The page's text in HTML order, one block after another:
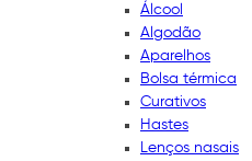
Álcool
Algodão
Aparelhos
Bolsa térmica
Curativos
Hastes
Lenços nasais